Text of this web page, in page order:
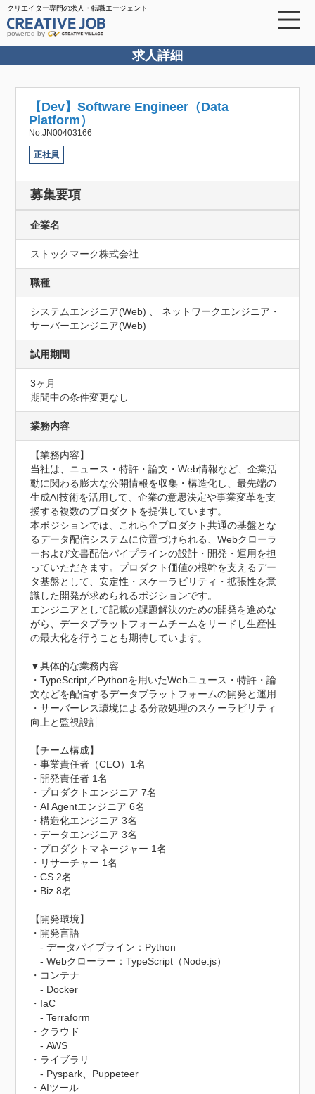
クリエイター専門の求人・転職エージェント
powered by
求人詳細
【Dev】Software Engineer（Data
Platform）
No.JN00403166
正社員
募集要項
企業名
ストックマーク株式会社
職種
システムエンジニア(Web) 、 ネットワークエンジニア・
サーバーエンジニア(Web)
試用期間
3ヶ月
期間中の条件変更なし
業務内容
【業務内容】
当社は、ニュース・特許・論文・Web情報など、企業活
動に関わる膨大な公開情報を収集・構造化し、最先端の
生成AI技術を活用して、企業の意思決定や事業変革を支
援する複数のプロダクトを提供しています。
本ポジションでは、これら全プロダクト共通の基盤とな
るデータ配信システムに位置づけられる、Webクローラ
ーおよび文書配信パイプラインの設計・開発・運用を担
っていただきます。プロダクト価値の根幹を支えるデー
タ基盤として、安定性・スケーラビリティ・拡張性を意
識した開発が求められるポジションです。
エンジニアとして記載の課題解決のための開発を進めな
がら、データプラットフォームチームをリードし生産性
の最大化を行うことも期待しています。
▼具体的な業務内容
・TypeScript／Pythonを用いたWebニュース・特許・論
文などを配信するデータプラットフォームの開発と運用
・サーバーレス環境による分散処理のスケーラビリティ
向上と監視設計
【チーム構成】
・事業責任者（CEO）1名
・開発責任者 1名
・プロダクトエンジニア 7名
・AI Agentエンジニア 6名
・構造化エンジニア 3名
・データエンジニア 3名
・プロダクトマネージャー 1名
・リサーチャー 1名
・CS 2名
・Biz 8名
【開発環境】
・開発言語
- データパイプライン：Python
- Webクローラー：TypeScript（Node.js）
・コンテナ
- Docker
・IaC
- Terraform
・クラウド
- AWS
・ライブラリ
- Pyspark、Puppeteer
・AIツール